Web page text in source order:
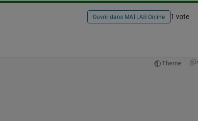
Ouvrir dans MATLAB Online 1 vote
Theme